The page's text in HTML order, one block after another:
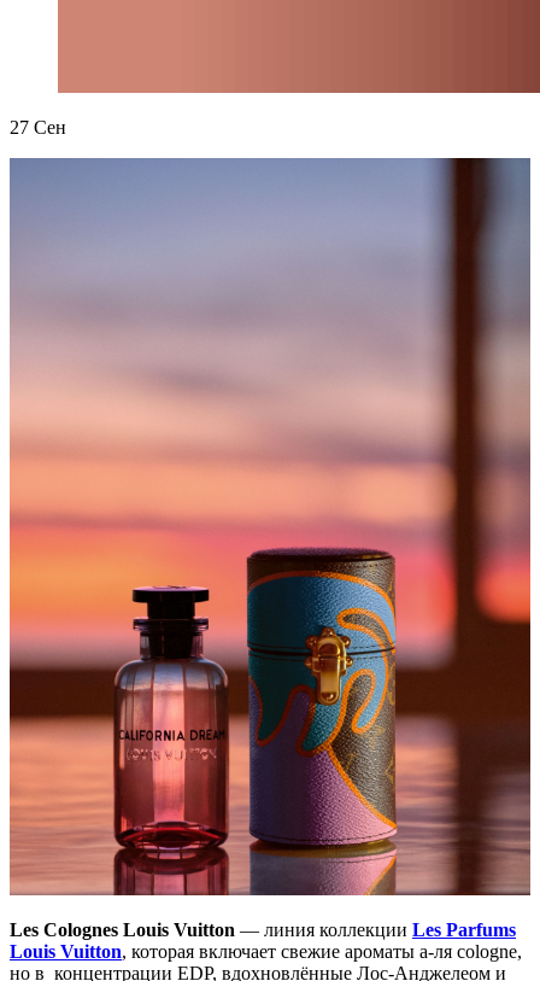
27 Сен
Les Colognes Louis Vuitton — линия коллекции Les Parfums
Louis Vuitton, которая включает свежие ароматы а-ля cologne,
но в концентрации EDP, вдохновлённые Лос-Анджелеом и